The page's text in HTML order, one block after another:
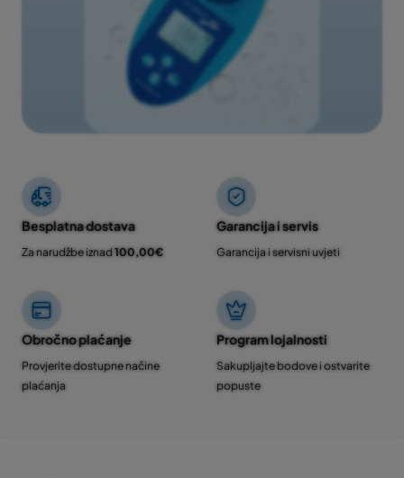
Besplatna dostava
Za narudžbe iznad 100,00€
Garancija i servis
Garancija i servisni uvjeti
Obročno plaćanje
Provjerite dostupne načine
plaćanja
Program lojalnosti
Sakupljajte bodove i ostvarite
popuste